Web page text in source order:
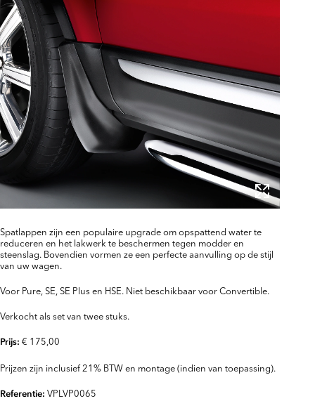
Spatlappen zijn een populaire upgrade om opspattend water te
reduceren en het lakwerk te beschermen tegen modder en
steenslag. Bovendien vormen ze een perfecte aanvulling op de stijl
van uw wagen.
Voor Pure, SE, SE Plus en HSE. Niet beschikbaar voor Convertible.
Verkocht als set van twee stuks.
Prijs: € 175,00
Prijzen zijn inclusief 21% BTW en montage (indien van toepassing).
Referentie: VPLVP0065